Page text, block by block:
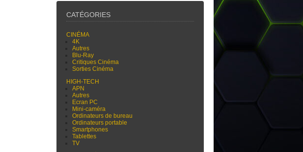
CATÉGORIES
CINÉMA
4K
Autres
Blu-Ray
Critiques Cinéma
Sorties Cinéma
HIGH-TECH
APN
Autres
Ecran PC
Mini-caméra
Ordinateurs de bureau
Ordinateurs portable
Smartphones
Tablettes
TV